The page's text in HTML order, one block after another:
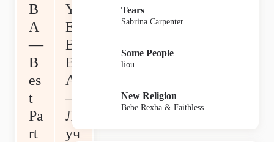
B
A
—
B
es
t
Pa
rt
Y
E
B
B
A
—
Л
уч
Tears
Sabrina Carpenter
Some People
liou
New Religion
Bebe Rexha & Faithless